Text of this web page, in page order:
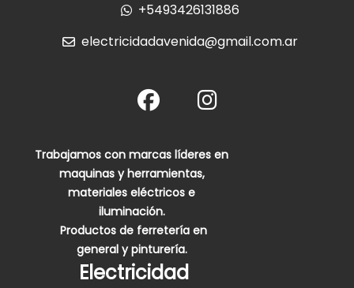
+5493426131886
electricidadavenida@gmail.com.ar
Trabajamos con marcas líderes en
maquinas y herramientas,
materiales eléctricos e
iluminación.
Productos de ferretería en
general y pinturería.
Electricidad